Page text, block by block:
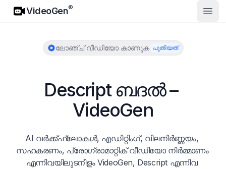
VideoGen
VideoGen®
ലോഞ്ച് വീഡിയോ കാണുക പുതിയത്
Descript ബദൽ –
VideoGen
AI വർക്ക്ഫ്ലോകൾ, എഡിറ്റിംഗ്, വിലനിർണ്ണയം,
സഹകരണം, പ്രോഗ്രാമാറ്റിക് വീഡിയോ നിർമ്മാണം
എന്നിവയിലുടനീളം VideoGen, Descript എന്നിവ